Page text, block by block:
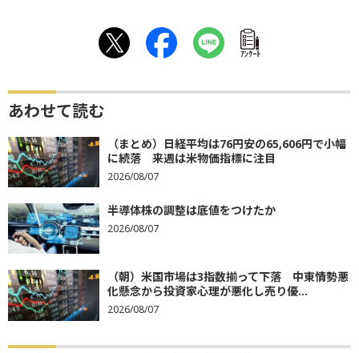
ｱﾝｹｰﾄ
あわせて読む
（まとめ）日経平均は76円安の65,606円で小幅
に続落 来週は米物価指標に注目
2026/08/07
半導体株の調整は底値をつけたか
2026/08/07
（朝）米国市場は3指数揃って下落 中東情勢悪
化懸念から投資家心理が悪化し売り優...
2026/08/07